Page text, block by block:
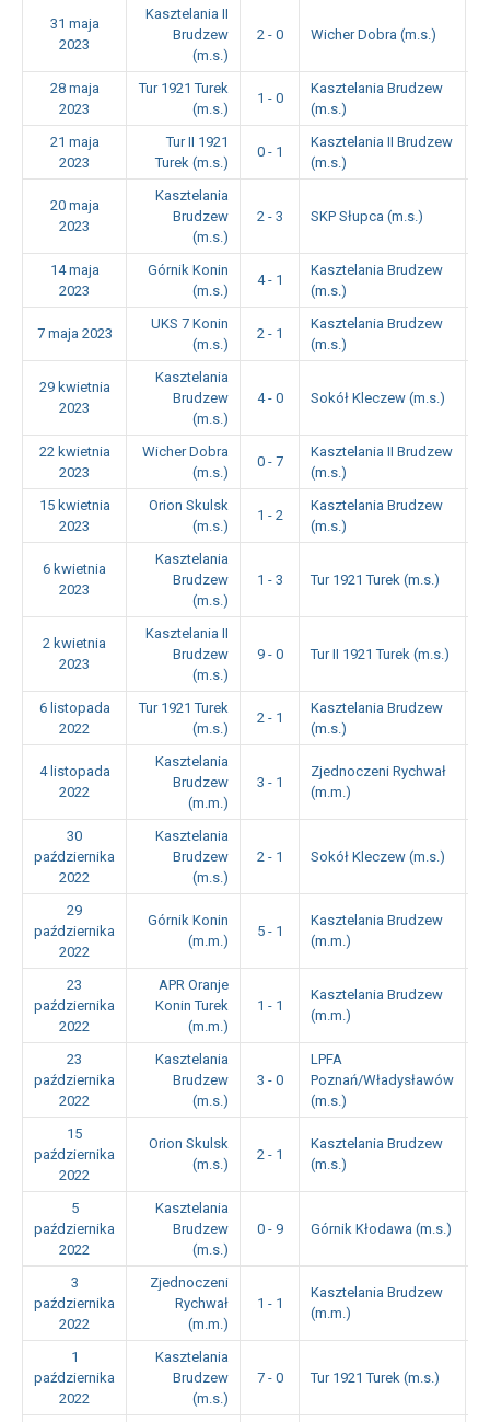
31 maja
2023
Kasztelania II
Brudzew
(m.s.)
2 - 0 Wicher Dobra (m.s.)
28 maja
2023
Tur 1921 Turek
(m.s.)
1 - 0
Kasztelania Brudzew
(m.s.)
21 maja
2023
Tur II 1921
Turek (m.s.)
0 - 1
Kasztelania II Brudzew
(m.s.)
20 maja
2023
Kasztelania
Brudzew
(m.s.)
2 - 3 SKP Słupca (m.s.)
14 maja
2023
Górnik Konin
(m.s.)
4 - 1
Kasztelania Brudzew
(m.s.)
7 maja 2023
UKS 7 Konin
(m.s.)
2 - 1
Kasztelania Brudzew
(m.s.)
29 kwietnia
2023
Kasztelania
Brudzew
(m.s.)
4 - 0 Sokół Kleczew (m.s.)
22 kwietnia
2023
Wicher Dobra
(m.s.)
0 - 7
Kasztelania II Brudzew
(m.s.)
15 kwietnia
2023
Orion Skulsk
(m.s.)
1 - 2
Kasztelania Brudzew
(m.s.)
6 kwietnia
2023
Kasztelania
Brudzew
(m.s.)
1 - 3 Tur 1921 Turek (m.s.)
2 kwietnia
2023
Kasztelania II
Brudzew
(m.s.)
9 - 0 Tur II 1921 Turek (m.s.)
6 listopada
2022
Tur 1921 Turek
(m.s.)
2 - 1
Kasztelania Brudzew
(m.s.)
4 listopada
2022
Kasztelania
Brudzew
(m.m.)
3 - 1
Zjednoczeni Rychwał
(m.m.)
30
października
2022
Kasztelania
Brudzew
(m.s.)
2 - 1 Sokół Kleczew (m.s.)
29
października
2022
Górnik Konin
(m.m.)
5 - 1
Kasztelania Brudzew
(m.m.)
23
października
2022
APR Oranje
Konin Turek
(m.m.)
1 - 1
Kasztelania Brudzew
(m.m.)
23
października
2022
Kasztelania
Brudzew
(m.s.)
3 - 0
LPFA
Poznań/Władysławów
(m.s.)
15
października
2022
Orion Skulsk
(m.s.)
2 - 1
Kasztelania Brudzew
(m.s.)
5
października
2022
Kasztelania
Brudzew
(m.s.)
0 - 9 Górnik Kłodawa (m.s.)
3
października
2022
Zjednoczeni
Rychwał
(m.m.)
1 - 1
Kasztelania Brudzew
(m.m.)
1
października
2022
Kasztelania
Brudzew
(m.s.)
7 - 0 Tur 1921 Turek (m.s.)